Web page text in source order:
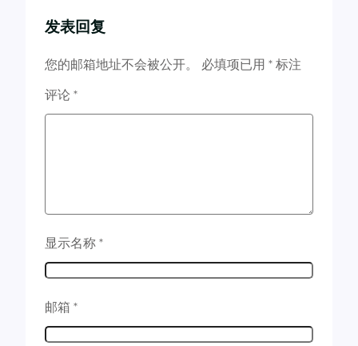
发表回复
您的邮箱地址不会被公开。 必填项已用 * 标注
评论 *
显示名称 *
邮箱 *